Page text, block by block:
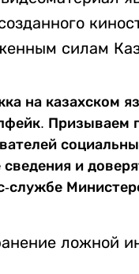
силам
на казахском
Призываем
и
службе
ложной